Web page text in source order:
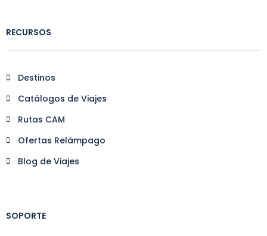
RECURSOS
Destinos
Catálogos de Viajes
Rutas CAM
Ofertas Relámpago
Blog de Viajes
SOPORTE